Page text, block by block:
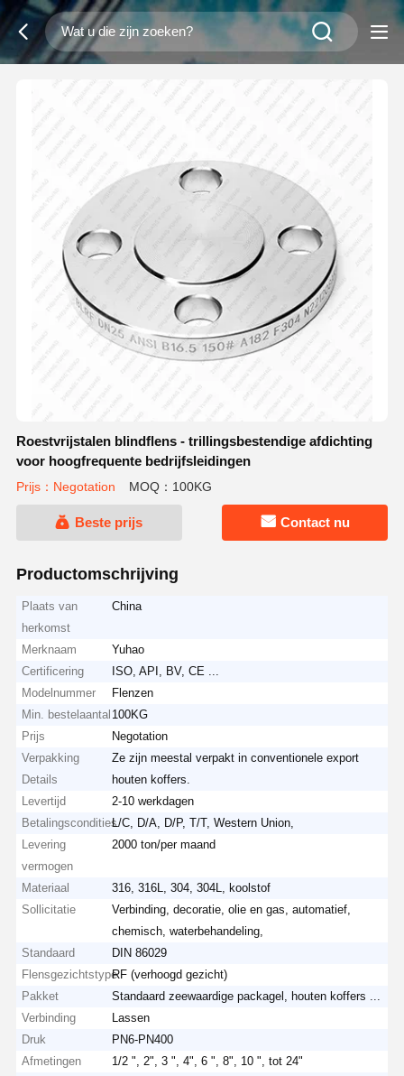
Roestvrijstalen blindflens - trillingsbestendige afdichting
voor hoogfrequente bedrijfsleidingen
Prijs：Negotation MOQ：100KG
Beste prijs Contact nu
Productomschrijving
Plaats van
herkomst
China
Merknaam
Yuhao
Certificering
ISO, API, BV, CE ...
Modelnummer
Flenzen
Min. bestelaantal 100KG
Prijs
Negotation
Verpakking
Details
Ze zijn meestal verpakt in conventionele export
houten koffers.
Levertijd
2-10 werkdagen
BetalingsconditiesL/C, D/A, D/P, T/T, Western Union,
Levering
vermogen
2000 ton/per maand
Materiaal
316, 316L, 304, 304L, koolstof
Sollicitatie
Verbinding, decoratie, olie en gas, automatief,
chemisch, waterbehandeling,
Standaard
DIN 86029
FlensgezichtstypeRF (verhoogd gezicht)
Pakket
Standaard zeewaardige packagel, houten koffers ...
Verbinding
Lassen
Druk
PN6-PN400
Afmetingen
1/2 ", 2", 3 ", 4", 6 ", 8", 10 ", tot 24"